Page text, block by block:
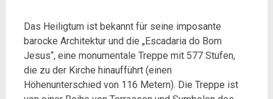
Das Heiligtum ist bekannt für seine imposante
barocke Architektur und die „Escadaria do Bom
Jesus“, eine monumentale Treppe mit 577 Stufen,
die zu der Kirche hinaufführt (einen
Höhenunterschied von 116 Metern). Die Treppe ist